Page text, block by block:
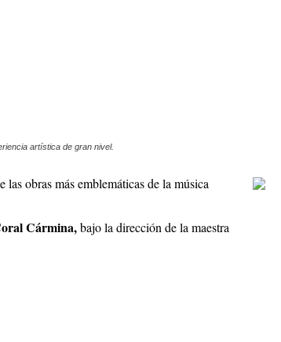
artística de gran nivel.
las obras más emblemáticas de la música
Cármina,bajo la dirección de la maestra